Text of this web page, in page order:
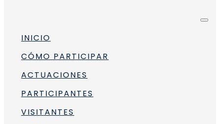
INICIO
CÓMO PARTICIPAR
ACTUACIONES
PARTICIPANTES
VISITANTES
con discapacidad visual